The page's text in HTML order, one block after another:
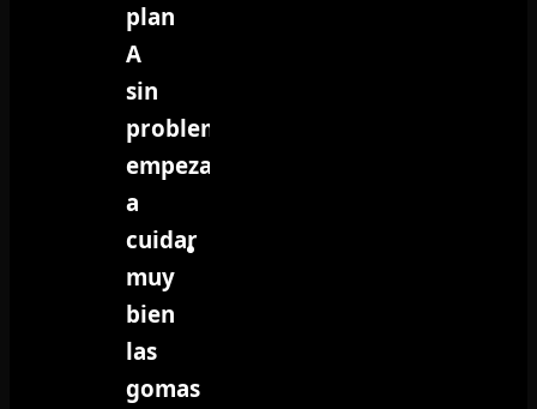
plan
A
sin
problemas,
empezamos
a
cuidar
muy
bien
las
gomas